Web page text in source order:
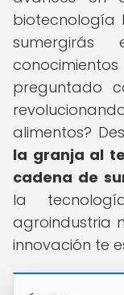
biotecnología
preguntado
alimentos?
la granja al
cadena de
la
agroindustria
innovación te